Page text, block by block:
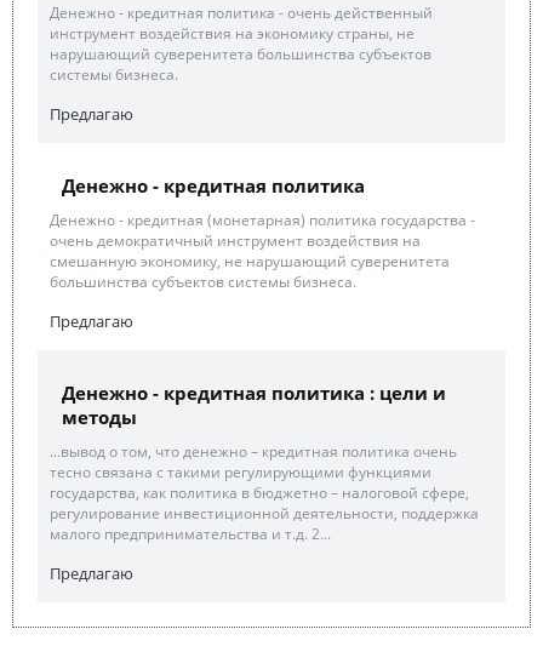
Денежно - кредитная политика - очень действенный
инструмент воздействия на экономику страны, не
нарушающий суверенитета большинства субъектов
системы бизнеса.
Предлагаю
Денежно - кредитная политика
Денежно - кредитная (монетарная) политика государства -
очень демократичный инструмент воздействия на
смешанную экономику, не нарушающий суверенитета
большинства субъектов системы бизнеса.
Предлагаю
Денежно - кредитная политика : цели и
методы
...вывод о том, что денежно – кредитная политика очень
тесно связана с такими регулирующими функциями
государства, как политика в бюджетно – налоговой сфере,
регулирование инвестиционной деятельности, поддержка
малого предпринимательства и т.д. 2...
Предлагаю